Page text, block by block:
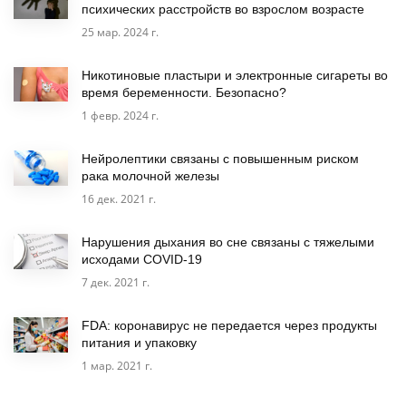
психических расстройств во взрослом возрасте
25 мар. 2024 г.
Никотиновые пластыри и электронные сигареты во
время беременности. Безопасно?
1 февр. 2024 г.
Нейролептики связаны с повышенным риском
рака молочной железы
16 дек. 2021 г.
Нарушения дыхания во сне связаны с тяжелыми
исходами COVID-19
7 дек. 2021 г.
FDA: коронавирус не передается через продукты
питания и упаковку
1 мар. 2021 г.